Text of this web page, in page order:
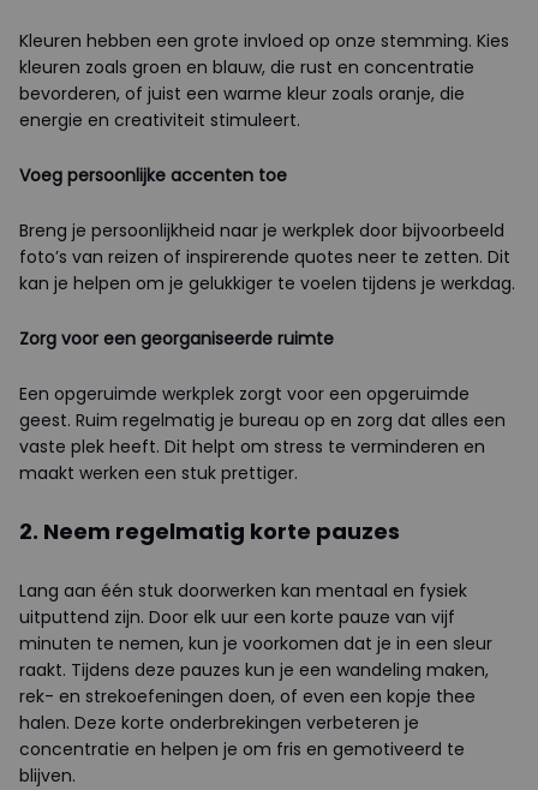
Kleuren hebben een grote invloed op onze stemming. Kies
kleuren zoals groen en blauw, die rust en concentratie
bevorderen, of juist een warme kleur zoals oranje, die
energie en creativiteit stimuleert.
Voeg persoonlijke accenten toe
Breng je persoonlijkheid naar je werkplek door bijvoorbeeld
foto’s van reizen of inspirerende quotes neer te zetten. Dit
kan je helpen om je gelukkiger te voelen tijdens je werkdag.
Zorg voor een georganiseerde ruimte
Een opgeruimde werkplek zorgt voor een opgeruimde
geest. Ruim regelmatig je bureau op en zorg dat alles een
vaste plek heeft. Dit helpt om stress te verminderen en
maakt werken een stuk prettiger.
2. Neem regelmatig korte pauzes
Lang aan één stuk doorwerken kan mentaal en fysiek
uitputtend zijn. Door elk uur een korte pauze van vijf
minuten te nemen, kun je voorkomen dat je in een sleur
raakt. Tijdens deze pauzes kun je een wandeling maken,
rek- en strekoefeningen doen, of even een kopje thee
halen. Deze korte onderbrekingen verbeteren je
concentratie en helpen je om fris en gemotiveerd te
blijven.